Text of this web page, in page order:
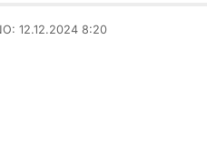
12.12.2024 8:20